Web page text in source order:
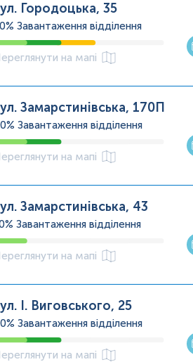
Городоцька, 35
Завантаження відділення
на мапі
Замарстинівська, 170П
Завантаження відділення
на мапі
Замарстинівська, 43
Завантаження відділення
на мапі
І. Виговського, 25
Завантаження відділення
на мапі